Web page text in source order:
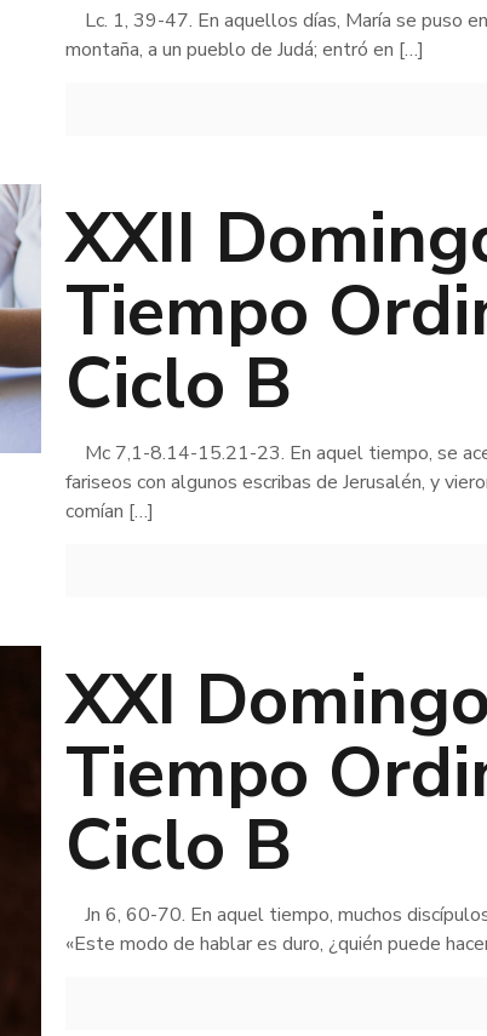
Lc. 1, 39-47. En aquellos días, María se puso
montaña, a un pueblo de Judá; entró en […]
XXII
Tiempo
Ciclo B
Mc 7,1-8.14-15.21-23. En aquel tiempo, se
fariseos con algunos escribas de Jerusalén, y
comían […]
XXI
Tiempo
Ciclo B
Jn 6, 60-70. En aquel tiempo, muchos
«Este modo de hablar es duro, ¿quién puede